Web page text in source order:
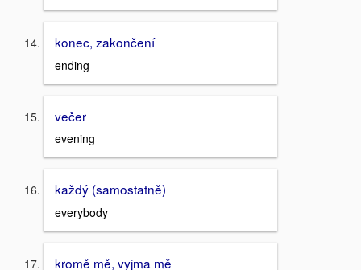
konec, zakončení
ending
večer
evening
každý (samostatně)
everybody
kromě mě, vyjma mě